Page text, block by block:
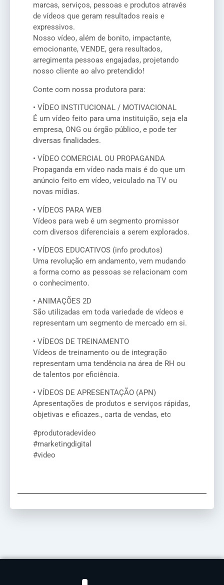
marcas, serviços, pessoas e produtos através
de vídeos que geram resultados reais e
expressivos.
Nosso vídeo, além de bonito, impactante,
emocionante, VENDE, gera resultados,
arregimenta pessoas engajadas, projetando
nosso cliente ao alvo pretendido!
Conte com nossa produtora para:
• VÍDEO INSTITUCIONAL / MOTIVACIONAL
É um vídeo feito para uma instituição, seja ela
empresa, ONG ou órgão público, e pode ter
diversas finalidades.
• VÍDEO COMERCIAL OU PROPAGANDA
Propaganda em vídeo nada mais é do que um
anúncio feito em vídeo, veiculado na TV ou
novas mídias.
• VÍDEOS PARA WEB
Vídeos para web é um segmento promissor
com diversos diferenciais a serem explorados.
• VÍDEOS EDUCATIVOS (info produtos)
Uma revolução em andamento, vem mudando
a forma como as pessoas se relacionam com
o conhecimento.
• ANIMAÇÕES 2D
São utilizadas em toda variedade de vídeos e
representam um segmento de mercado em si.
• VÍDEOS DE TREINAMENTO
Vídeos de treinamento ou de integração
representam uma tendência na área de RH ou
de talentos por eficiência.
• VÍDEOS DE APRESENTAÇÃO (APN)
Apresentações de produtos e serviços rápidas,
objetivas e eficazes., carta de vendas, etc
#produtoradevideo
#marketingdigital
#video